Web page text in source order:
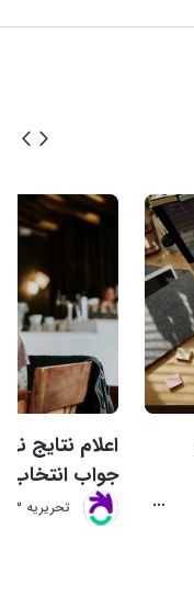
جواب انتخاب
تحريريه 3گام